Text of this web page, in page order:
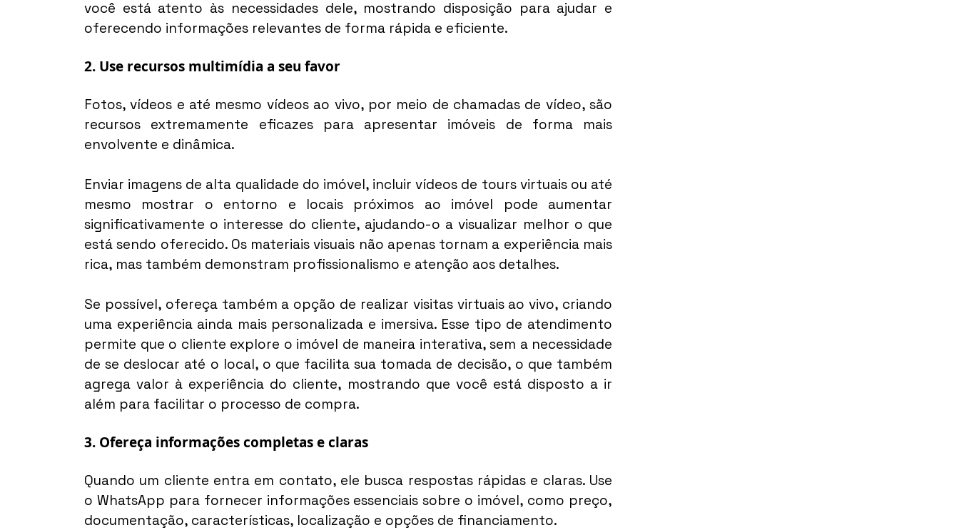
você está atento às necessidades dele, mostrando disposição para ajudar e
oferecendo informações relevantes de forma rápida e eficiente.
2. Use recursos multimídia a seu favor
Fotos, vídeos e até mesmo vídeos ao vivo, por meio de chamadas de vídeo, são
recursos extremamente eficazes para apresentar imóveis de forma mais
envolvente e dinâmica.
Enviar imagens de alta qualidade do imóvel, incluir vídeos de tours virtuais ou até
mesmo mostrar o entorno e locais próximos ao imóvel pode aumentar
significativamente o interesse do cliente, ajudando-o a visualizar melhor o que
está sendo oferecido. Os materiais visuais não apenas tornam a experiência mais
rica, mas também demonstram profissionalismo e atenção aos detalhes.
Se possível, ofereça também a opção de realizar visitas virtuais ao vivo, criando
uma experiência ainda mais personalizada e imersiva. Esse tipo de atendimento
permite que o cliente explore o imóvel de maneira interativa, sem a necessidade
de se deslocar até o local, o que facilita sua tomada de decisão, o que também
agrega valor à experiência do cliente, mostrando que você está disposto a ir
além para facilitar o processo de compra.
3. Ofereça informações completas e claras
Quando um cliente entra em contato, ele busca respostas rápidas e claras. Use
o WhatsApp para fornecer informações essenciais sobre o imóvel, como preço,
documentação, características, localização e opções de financiamento.